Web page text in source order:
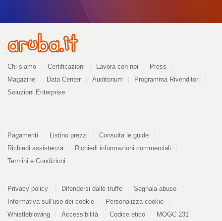
Azienda
Chi siamo Certificazioni Lavora con noi
Press
Magazine
Data Center Auditorium
Programma Rivenditori
Soluzioni Enterprise
Pagamenti
Pagamenti Listino prezzi
Consulta le guide
Richiedi assistenza
Richiedi informazioni commerciali
Termini e Condizioni
Informazioni
Privacy policy
PDF
kB
Difendersi dalle truffe
Segnala abuso
Informativa sull'uso dei cookie
Personalizza cookie
Whistleblowing
Accessibilità Codice etico MOGC 231